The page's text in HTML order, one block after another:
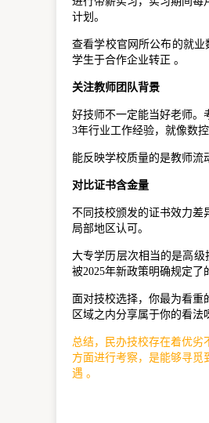
计划。
查看学校官网所公布的就业
学生于合作企业转正 。
关注教师团队背景
好技师不一定能当好老师。
3年行业工作经验，就像数
能反映学校质量的是教师流
对比证书含金量
不同技校颁发的证书效力差
局部地区认可。
大专学历层次相当的是高
被2025年新政策明确规定了
面对技校选择，你最为看
区域之内分享属于你的看法
总结，民办技校存在着优
方面进行考察，是能够寻
遇 。